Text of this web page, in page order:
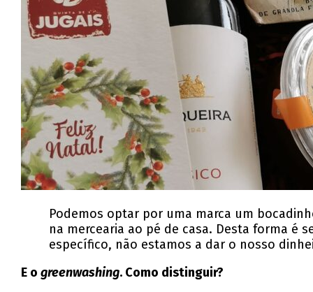
Podemos optar por uma marca um
na mercearia ao pé de casa. Desta forma é
específico, não estamos a dar o nosso
E o greenwashing. Como distinguir?